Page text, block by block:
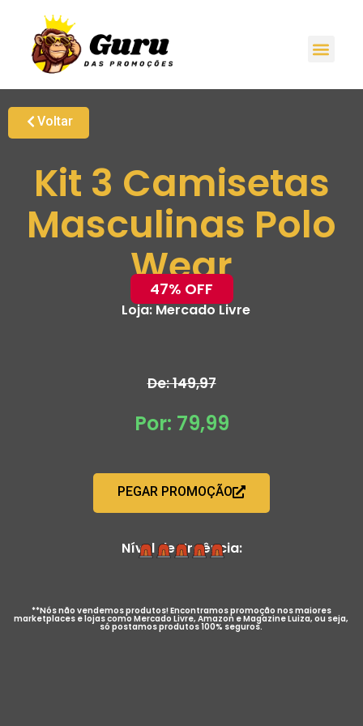
Voltar
Kit 3 Camisetas
Masculinas Polo
Wear
47% OFF
Loja:Mercado Livre
De: 149,97
Por: 79,99
PEGAR PROMOÇÃO
Nível de Urgência:
**Nós não vendemos produtos! Encontramos promoção nos maiores
marketplaces e lojas como Mercado Livre, Amazon e Magazine Luiza, ou seja,
só postamos produtos 100% seguros.